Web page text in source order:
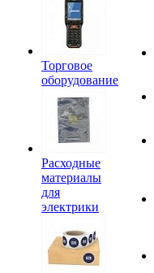
Торговое
оборудование
Расходные
материалы
для
электрики